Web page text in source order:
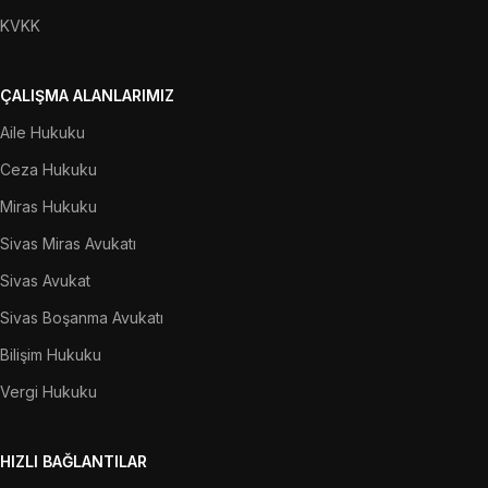
KVKK
ÇALIŞMA ALANLARIMIZ
Aile Hukuku
Ceza Hukuku
Miras Hukuku
Sivas Miras Avukatı
Sivas Avukat
Sivas Boşanma Avukatı
Bilişim Hukuku
Vergi Hukuku
HIZLI BAĞLANTILAR